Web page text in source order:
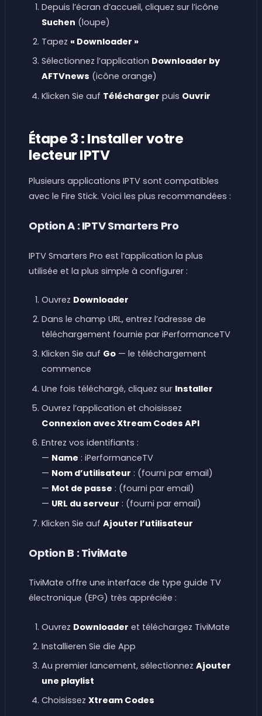
Depuis l’écran d’accueil, cliquez sur l’icône
Suchen (loupe)
Tapez « Downloader »
Sélectionnez l’application Downloader by
AFTVnews (icône orange)
Klicken Sie auf Télécharger puis Ouvrir
Étape 3 : Installer votre
lecteur IPTV
Plusieurs applications IPTV sont compatibles
avec le Fire Stick. Voici les plus recommandées :
Option A : IPTV Smarters Pro
IPTV Smarters Pro est l’application la plus
utilisée et la plus simple à configurer :
Ouvrez Downloader
Dans le champ URL, entrez l’adresse de
téléchargement fournie par iPerformanceTV
Klicken Sie auf Go— le téléchargement
commence
Une fois téléchargé, cliquez sur Installer
Ouvrez l’application et choisissez
Connexion avec Xtream Codes API
Entrez vos identifiants :
— Name : iPerformanceTV
— Nom d’utilisateur : (fourni par email)
— Mot de passe : (fourni par email)
— URL du serveur : (fourni par email)
Klicken Sie auf Ajouter l’utilisateur
Option B : TiviMate
TiviMate offre une interface de type guide TV
électronique (EPG) très appréciée :
Ouvrez Downloader et téléchargez TiviMate
Installieren Sie die App
Au premier lancement, sélectionnez Ajouter
une playlist
Choisissez Xtream Codes